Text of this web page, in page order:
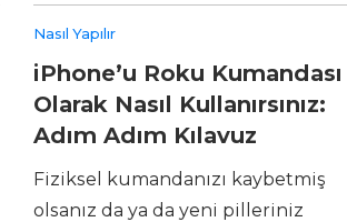
Nasıl Yapılır
iPhone’u Roku Kumandası
Olarak Nasıl Kullanırsınız:
Adım Adım Kılavuz
Fiziksel kumandanızı kaybetmiş
olsanız da ya da yeni pilleriniz